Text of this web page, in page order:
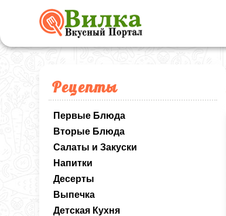
Рецепты
Первые Блюда
Вторые Блюда
Салаты и Закуски
Напитки
Десерты
Выпечка
Детская Кухня